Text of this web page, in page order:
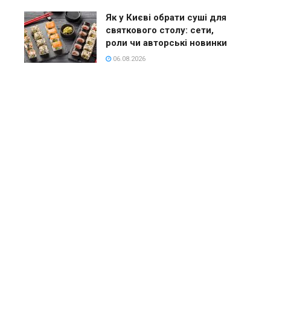
Як у Києві обрати суші для
святкового столу: сети,
роли чи авторські новинки
06.08.2026